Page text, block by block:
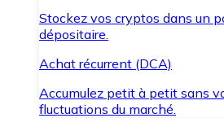
Stockez vos cryptos dans un
dépositaire.
Achat récurrent (DCA)
Accumulez petit à petit sans
fluctuations du marché.